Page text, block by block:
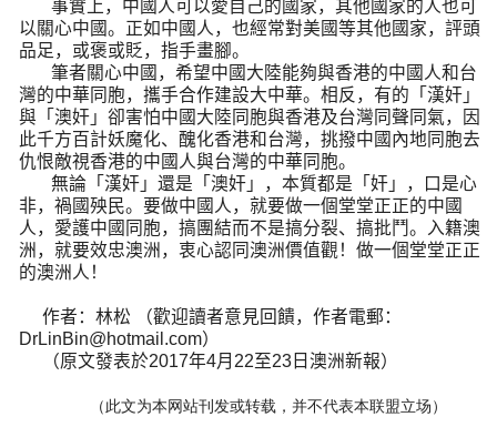
事實上，中國人可以愛自己的國家，其他國家的人也可
以關心中國。正如中國人，也經常對美國等其他國家，評頭
品足，或褒或貶，指手畫腳。
筆者關心中國，希望中國大陸能夠與香港的中國人和台
灣的中華同胞，攜手合作建設大中華。相反，有的「漢奸」
與「澳奸」卻害怕中國大陸同胞與香港及台灣同聲同氣，因
此千方百計妖魔化、醜化香港和台灣，挑撥中國內地同胞去
仇恨敵視香港的中國人與台灣的中華同胞。
無論「漢奸」還是「澳奸」，本質都是「奸」，口是心
非，禍國殃民。要做中國人，就要做一個堂堂正正的中國
人，愛護中國同胞，搞團結而不是搞分裂、搞批鬥。入籍澳
洲，就要效忠澳洲，衷心認同澳洲價值觀！做一個堂堂正正
的澳洲人！
作者：林松
（歡迎讀者意見回饋，作者電郵：
DrLinBin@hotmail.com）
（原文發表於2017年4月 22至23 日澳洲新報）
（此文为本网站刊发或转载，并不代表本联盟立场）